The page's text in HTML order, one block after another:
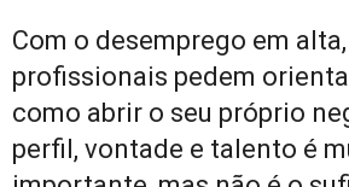
Com o desemprego em
profissionais pedem
como abrir o seu próprio
perfil, vontade e talento é